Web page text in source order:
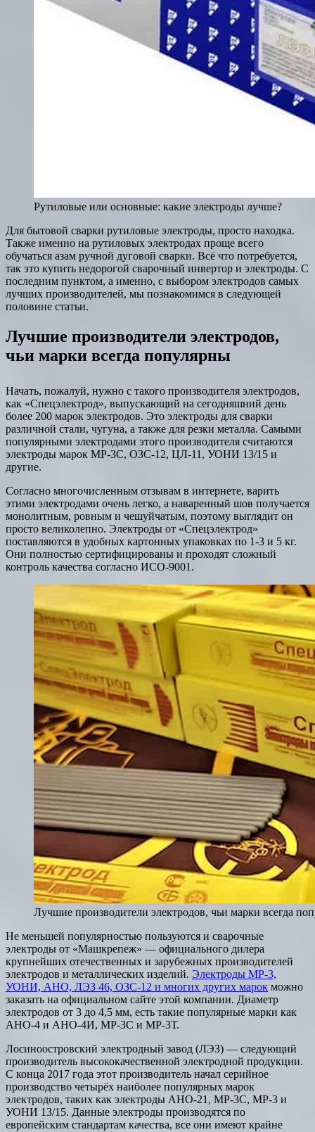
Рутиловые или основные: какие электроды лучше?
Для бытовой сварки рутиловые электроды, просто находка.
Также именно на рутиловых электродах проще всего
обучаться азам ручной дуговой сварки. Всё что потребуется,
так это купить недорогой сварочный инвертор и электроды. С
последним пунктом, а именно, с выбором электродов самых
лучших производителей, мы познакомимся в следующей
половине статьи.
Лучшие производители электродов,
чьи марки всегда популярны
Начать, пожалуй, нужно с такого производителя электродов,
как «Спецэлектрод», выпускающий на сегодняшний день
более 200 марок электродов. Это электроды для сварки
различной стали, чугуна, а также для резки металла. Самыми
популярными электродами этого производителя считаются
электроды марок МР-3С, ОЗС-12, ЦЛ-11, УОНИ 13/15 и
другие.
Согласно многочисленным отзывам в интернете, варить
этими электродами очень легко, а наваренный шов получается
монолитным, ровным и чешуйчатым, поэтому выглядит он
просто великолепно. Электроды от «Спецэлектрод»
поставляются в удобных картонных упаковках по 1-3 и 5 кг.
Они полностью сертифицированы и проходят сложный
контроль качества согласно ИСО-9001.
Лучшие производители электродов, чьи марки всегда
Не меньшей популярностью пользуются и сварочные
электроды от «Машкрепеж» — официального дилера
крупнейших отечественных и зарубежных производителей
электродов и металлических изделий. Электроды МР-3,
УОНИ, АНО, ЛЭЗ 46, ОЗС-12 и многих других марок можно
заказать на официальном сайте этой компании. Диаметр
электродов от 3 до 4,5 мм, есть такие популярные марки как
АНО-4 и АНО-4И, МР-3С и МР-3Т.
Лосиноостровский электродный завод (ЛЭЗ) — следующий
производитель высококачественной электродной продукции.
С конца 2017 года этот производитель начал серийное
производство четырёх наиболее популярных марок
электродов, таких как электроды АНО-21, МР-3С, МР-3 и
УОНИ 13/15. Данные электроды производятся по
европейским стандартам качества, все они имеют крайне